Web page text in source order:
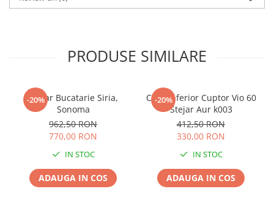
PRODUSE SIMILARE
-20%
Coltar Bucatarie Siria,
Sonoma
962,50 RON
770,00 RON
IN STOC
ADAUGA IN COS
-20%
Corp Inferior Cuptor Vio 60
Stejar Aur k003
412,50 RON
330,00 RON
IN STOC
ADAUGA IN COS